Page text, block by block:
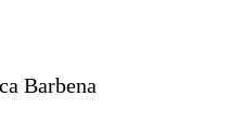
Barbena